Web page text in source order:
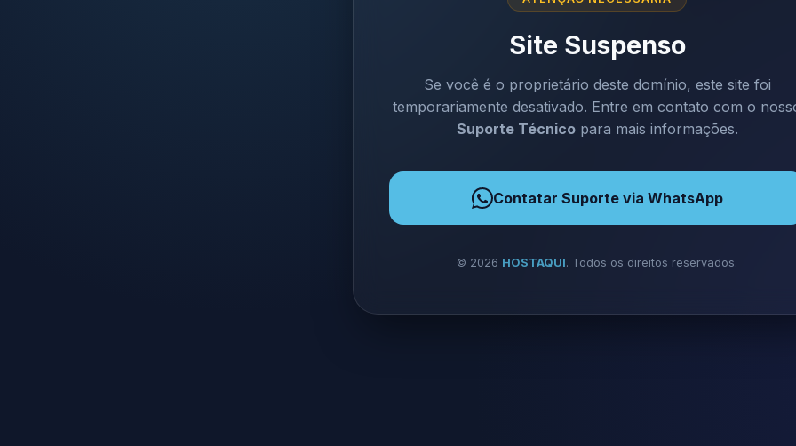
Site Suspenso
Se você é o proprietário deste domínio, este site foi
temporariamente desativado. Entre em contato com o
Suporte Técnicopara mais informações.
Contatar Suporte via WhatsApp
© 2026 HOSTAQUI. Todos os direitos reservados.